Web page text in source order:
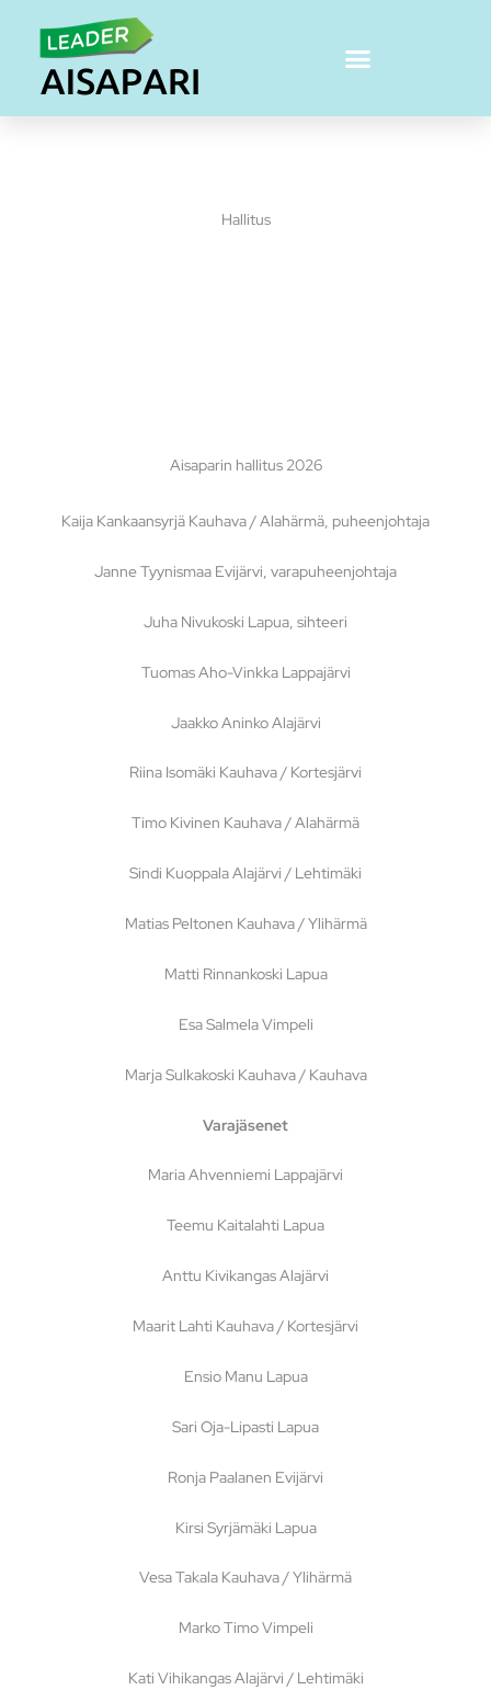
content
Hallitus
Aisaparin hallitus 2026
Kaija Kankaansyrjä Kauhava / Alahärmä, puheenjohtaja
Janne Tyynismaa Evijärvi, varapuheenjohtaja
Juha Nivukoski Lapua, sihteeri
Tuomas Aho-Vinkka Lappajärvi
Jaakko Aninko Alajärvi
Riina Isomäki Kauhava / Kortesjärvi
Timo Kivinen Kauhava / Alahärmä
Sindi Kuoppala Alajärvi / Lehtimäki
Matias Peltonen Kauhava / Ylihärmä
Matti Rinnankoski Lapua
Esa Salmela Vimpeli
Marja Sulkakoski Kauhava / Kauhava
Varajäsenet
Maria Ahvenniemi Lappajärvi
Teemu Kaitalahti Lapua
Anttu Kivikangas Alajärvi
Maarit Lahti Kauhava / Kortesjärvi
Ensio Manu Lapua
Sari Oja-Lipasti Lapua
Ronja Paalanen Evijärvi
Kirsi Syrjämäki Lapua
Vesa Takala Kauhava / Ylihärmä
Marko Timo Vimpeli
Kati Vihikangas Alajärvi / Lehtimäki